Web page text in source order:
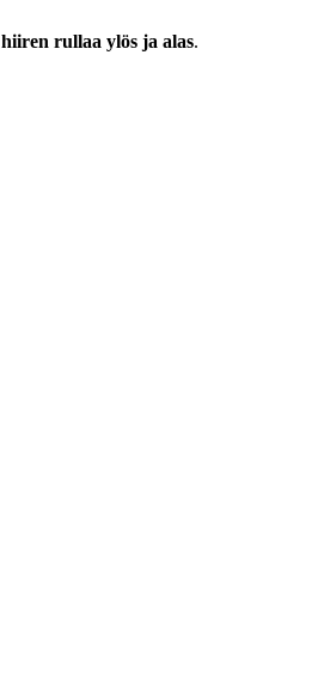
hiiren rullaa ylös ja alas.